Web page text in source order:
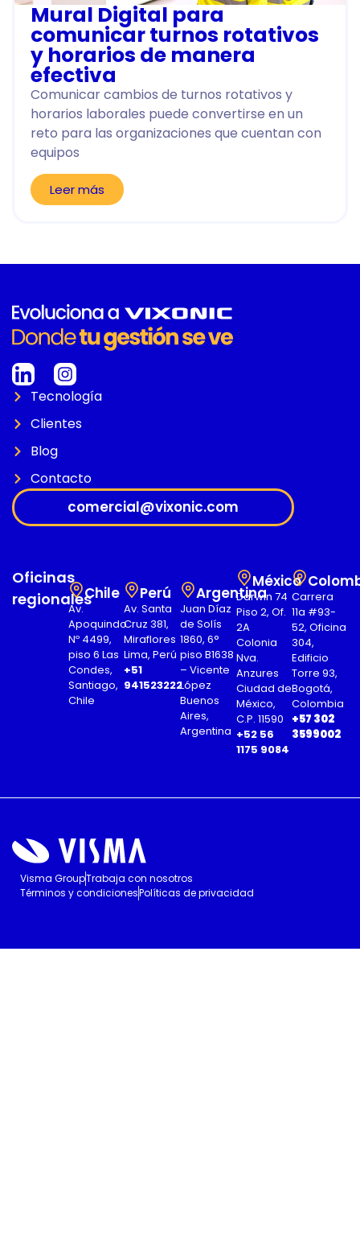
Mural Digital para
comunicar turnos rotativos
y horarios de manera
efectiva
Comunicar cambios de turnos rotativos y
horarios laborales puede convertirse en un
reto para las organizaciones que cuentan con
equipos
Leer más
Tecnología
Clientes
Blog
Contacto
comercial@vixonic.com
Oficinas
regionalesChile
Av.
Apoquindo
Nº 4499,
piso 6 Las
Condes,
Santiago,
Chile
Perú
Av. Santa
Cruz 381,
Miraflores
Lima, Perú
+51
941523222
Argentina
Juan Díaz
de Solís
1860, 6°
piso B1638
– Vicente
López
Buenos
Aires,
Argentina
México
Darwin 74
Piso 2, Of.
2A
Colonia
Nva.
Anzures
Ciudad de
México,
C.P. 11590
+52 56
1175 9084
Carrera
11a #93-
52, Oficina
304,
Edificio
Torre 93,
Bogotá,
Colombia
+57 302
3599002
Visma GroupTrabaja con nosotros
Términos y condicionesPolíticas de privacidad